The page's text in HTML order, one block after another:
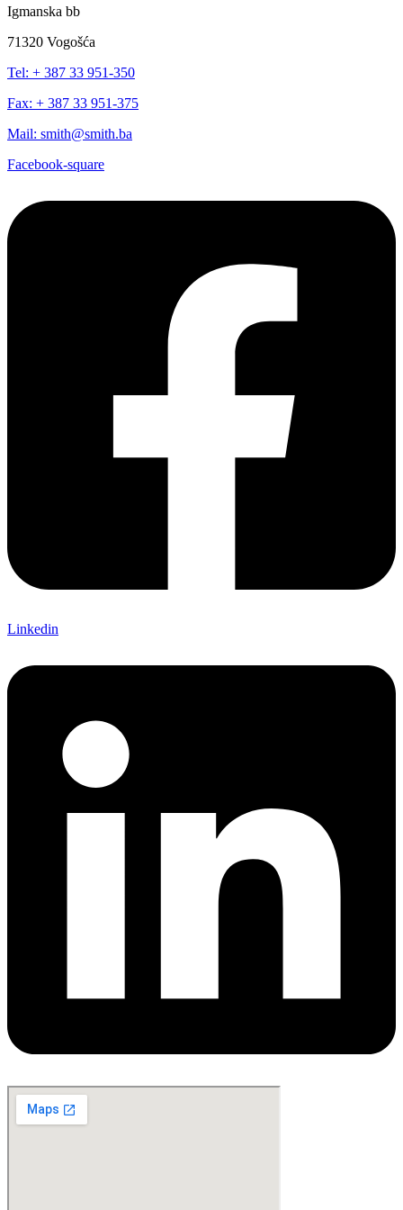
Igmanska bb
71320 Vogošća
Tel: + 387 33 951-350
Fax: + 387 33 951-375
Mail: smith@smith.ba
Facebook-square
Linkedin